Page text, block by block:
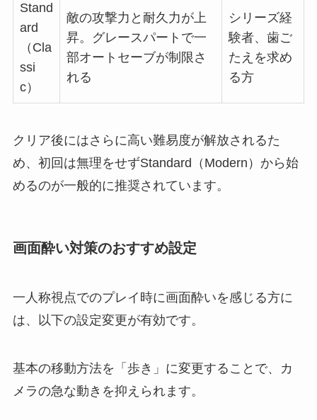
Stand
ard
（Cla
ssi
c）
敵の攻撃力と耐久力が上
昇。グレースパートで一
部オートセーブが制限さ
れる
シリーズ経
験者、歯ご
たえを求め
る方
クリア後にはさらに高い難易度が解放されるた
め、初回は無理をせずStandard（Modern）から始
めるのが一般的に推奨されています。
画面酔い対策のおすすめ設定
一人称視点でのプレイ時に画面酔いを感じる方に
は、以下の設定変更が有効です。
基本の移動方法を「歩き」に変更することで、カ
メラの急な動きを抑えられます。